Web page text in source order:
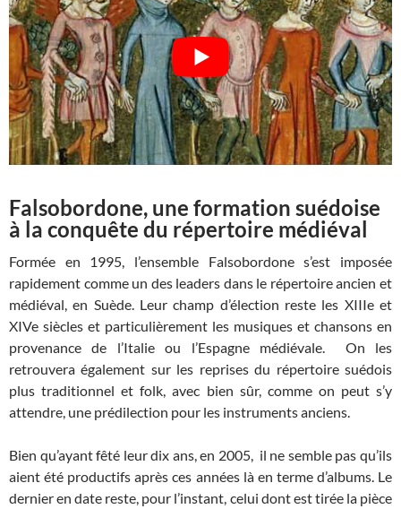
Falsobordone, une formation suédoise
à la conquête du répertoire médiéval
Formée en 1995, l’ensemble Falsobordone s’est imposée
rapidement comme un des leaders dans le répertoire ancien et
médiéval, en Suède. Leur champ d’élection reste les XIIIe et
XIVe siècles et particulièrement les musiques et chansons en
provenance de l’Italie ou l’Espagne médiévale. On les
retrouvera également sur les reprises du répertoire suédois
plus traditionnel et folk, avec bien sûr, comme on peut s’y
attendre, une prédilection pour les instruments anciens.
Bien qu’ayant fêté leur dix ans, en 2005, il ne semble pas qu’ils
aient été productifs après ces années là en terme d’albums. Le
dernier en date reste, pour l’instant, celui dont est tirée la pièce